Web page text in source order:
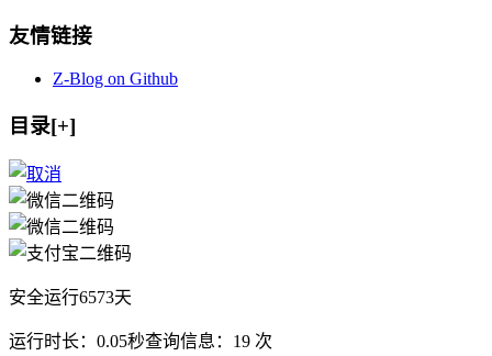
友情链接
Z-Blog on Github
目录[+]
安全运行6573天
运行时长：0.05秒查询信息：19 次